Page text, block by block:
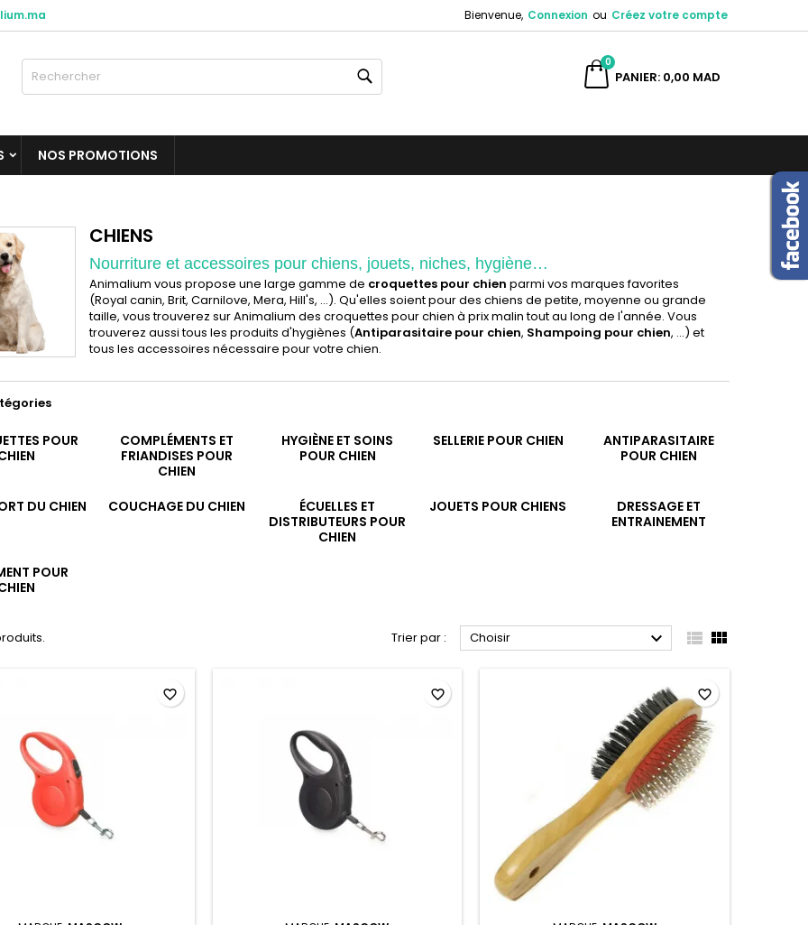
Bienvenue, Connexion ou Créez votre compte
PANIER
0
0,00 MAD
NOS PROMOTIONS
CHIENS
Nourriture et accessoires pour chiens, jouets, niches, hygiène…
Animalium vous propose une large gamme de croquettes pour chien parmi vos marques favorites
(Royal canin, Brit, Carnilove, Mera, Hill's, ...). Qu'elles soient pour des chiens de petite, moyenne ou grande
taille, vous trouverez sur Animalium des croquettes pour chien à prix malin tout au long de l'année. Vous
trouverez aussi tous les produits d'hygiènes (Antiparasitaire pour chien, Shampoing pour chien, ...) et
tous les accessoires nécessaire pour votre chien.
POUR
COMPLÉMENTS ET
FRIANDISES POUR
CHIEN
HYGIÈNE ET SOINS
POUR CHIEN
SELLERIE POUR CHIEN
ANTIPARASITAIRE
POUR CHIEN
DU CHIEN COUCHAGE DU CHIEN
ÉCUELLES ET
DISTRIBUTEURS POUR
CHIEN
JOUETS POUR CHIENS
DRESSAGE ET
ENTRAINEMENT
POUR
Trier par : Choisir   
favorite_border favorite_border favorite_border
listes d'envies
Créer une nouvelle liste
((cancelText))
une liste d'envies
devez être connecté pour ajouter des produits à votre liste
Annuler Connexion